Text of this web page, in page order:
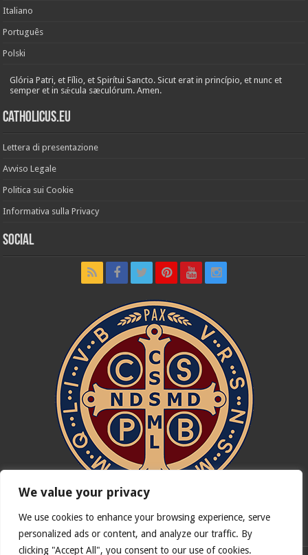
We value your privacy
We use cookies to enhance your browsing experience, serve
personalized ads or content, and analyze our traffic. By
clicking "Accept All", you consent to our use of cookies.
Italiano
Português
Polski
Glória Patri, et Fílio, et Spirítui Sancto. Sicut erat in princípio, et nunc et
semper et in sǽcula sæculórum. Amen.
Catholicus.eu
Lettera di presentazione
Avviso Legale
Politica sui Cookie
Informativa sulla Privacy
Social
In nómine Patris, et Fílii, et Spíritus Sancti. Amen.